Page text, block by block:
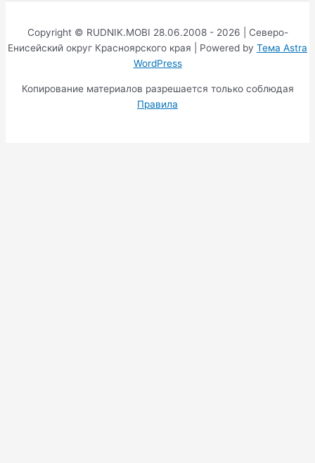
Copyright © RUDNIK.MOBI 28.06.2008 - 2026 | Северо-
Енисейский округ Красноярского края | Powered by Тема Astra
WordPress
Копирование материалов разрешается только соблюдая
Правила